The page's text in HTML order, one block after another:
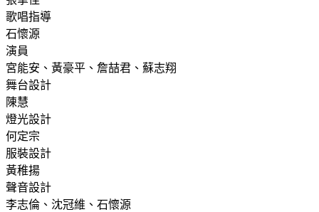
歌唱指導
石懷源
演員
宮能安、黃豪平、詹喆君、蘇志翔
舞台設計
陳慧
燈光設計
何定宗
服裝設計
黃稚揚
聲音設計
李志倫、沈冠維、石懷源